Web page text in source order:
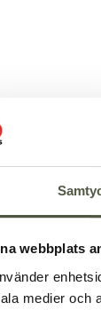
webbplats
medier och